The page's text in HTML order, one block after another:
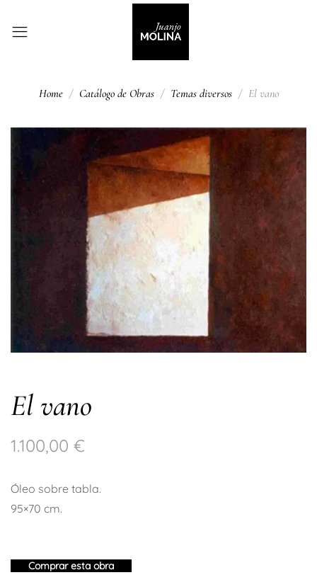
Home Catálogo de Obras Temas diversos El vano
El vano
1.100,00 €
Óleo sobre tabla.
95×70 cm.
Comprar esta obra